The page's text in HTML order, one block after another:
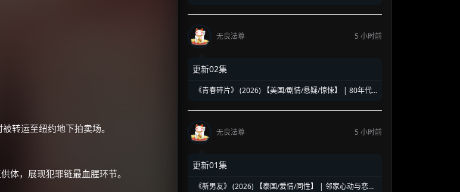
转运至纽约地下拍卖场。
体，展现犯罪链最血腥环节。
拯救家族
无良法尊
5 小时前
更新02集
《青春碎片》 (2026) 【美国/剧情/悬疑/惊悚】 | 80年代
无良法尊 5 小时前
更新01集
《新男友》 (2026) 【泰国/爱情/同性】 | 邻家心动与恋爱